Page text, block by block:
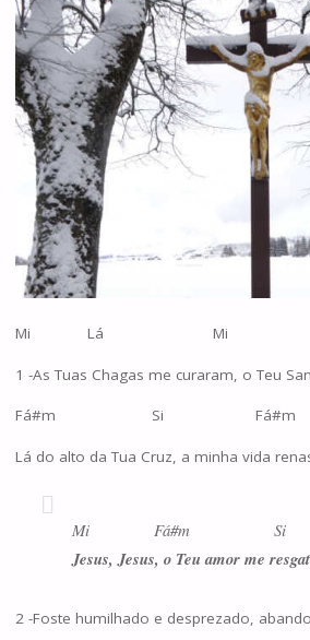
Mi Lá Mi
1 -As Tuas Chagas me curaram, o Teu
Fá#m Si Fá#m
Lá do alto da Tua Cruz, a minha vida
Mi Fá#m
Jesus, Jesus, o Teu amor me
2 -Foste humilhado e desprezado,